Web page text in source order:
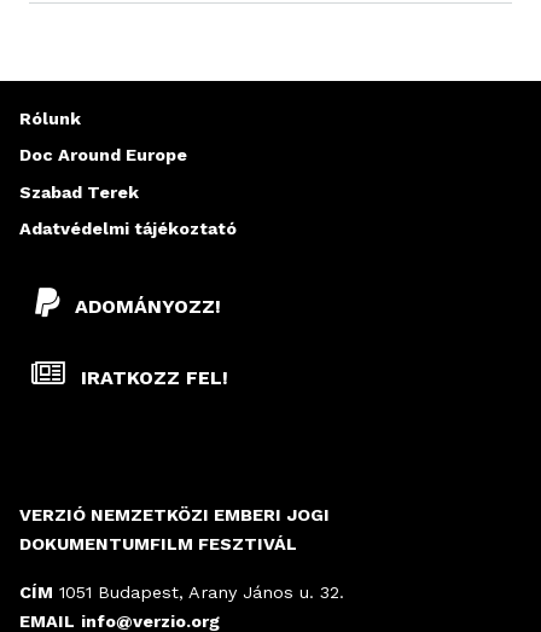
VERZIÓ NEMZETKÖZI EMBERI JOGI
DOKUMENTUMFILM FESZTIVÁL
CÍM 1051 Budapest, Arany János u. 32.
EMAIL info@verzio.org
ADOMÁNYOZZ!
IRATKOZZ FEL!
Rólunk
Doc Around Europe
Szabad Terek
Adatvédelmi tájékoztató